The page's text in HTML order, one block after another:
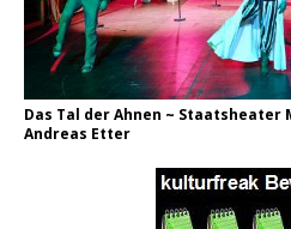
Das Tal der Ahnen ~ Staatsheater
Andreas Etter